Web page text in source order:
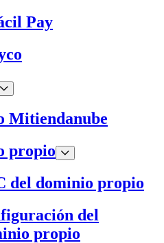
Pay
Mitiendanube
propio
del dominio propio
del
propio